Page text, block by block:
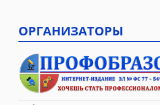
ОРГАНИЗАТОРЫ